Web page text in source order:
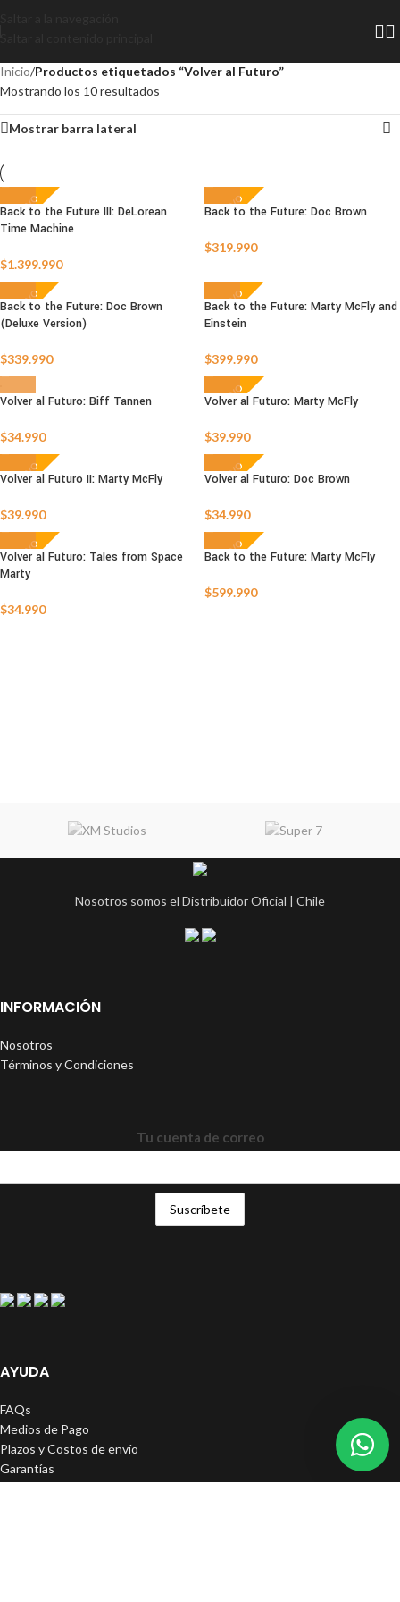
Inicio/Productos etiquetados “Volver al Futuro”
Mostrando los 10 resultados
Mostrar barra lateral
NUEVO
Back to the Future III: DeLorean
Time Machine
$1.399.990
NUEVO
Back to the Future: Doc Brown
$319.990
NUEVO
Back to the Future: Doc Brown
(Deluxe Version)
$339.990
NUEVO
Back to the Future: Marty McFly and
Einstein
$399.990
Volver al Futuro: Biff Tannen
$34.990
NUEVO
Volver al Futuro: Marty McFly
$39.990
NUEVO
Volver al Futuro II: Marty McFly
$39.990
NUEVO
Volver al Futuro: Doc Brown
$34.990
NUEVO
AGOTADO
Volver al Futuro: Tales from Space
Marty
$34.990
NUEVO
Back to the Future: Marty McFly
$599.990
Nosotros somos el Distribuidor Oficial | Chile
INFORMACIÓN
Nosotros
Términos y Condiciones
Tu cuenta de correo
AYUDA
FAQs
Medios de Pago
Plazos y Costos de envío
Garantías